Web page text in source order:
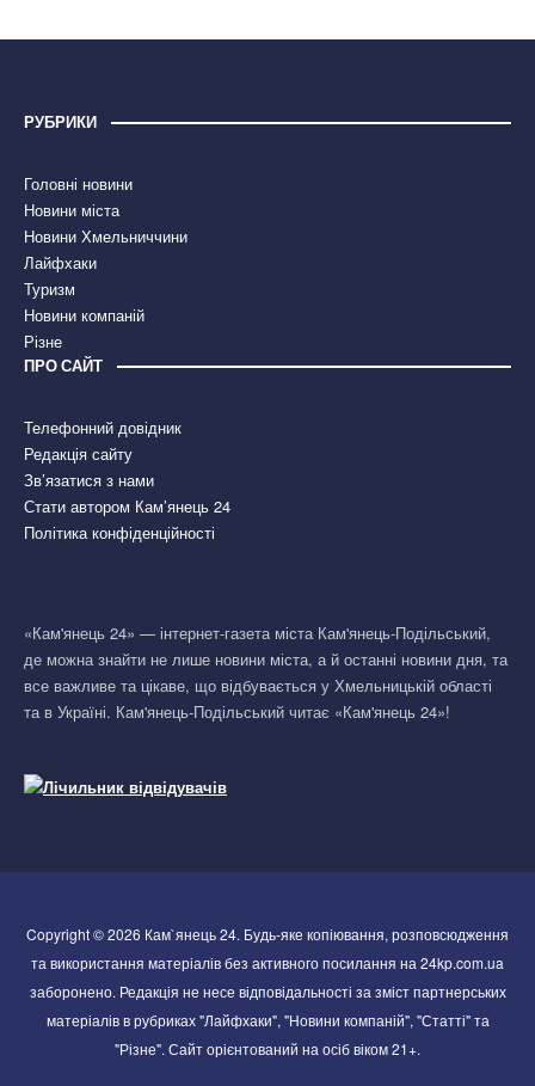
РУБРИКИ
Головні новини
Новини міста
Новини Хмельниччини
Лайфхаки
Туризм
Новини компаній
Різне
ПРО САЙТ
Телефонний довідник
Редакція сайту
Зв’язатися з нами
Стати автором Кам’янець 24
Політика конфіденційності
«Кам'янець 24» — інтернет-газета міста Кам'янець-Подільський,
де можна знайти не лише новини міста, а й останні новини дня, та
все важливе та цікаве, що відбувається у Хмельницькій області
та в Україні. Кам'янець-Подільський читає «Кам'янець 24»!
Copyright © 2026 Кам`янець 24. Будь-яке копіювання, розповсюдження
та використання матеріалів без активного посилання на 24kp.com.ua
заборонено. Редакція не несе відповідальності за зміст партнерських
матеріалів в рубриках "Лайфхаки", "Новини компаній", "Статті" та
"Різне". Сайт орієнтований на осіб віком 21+.